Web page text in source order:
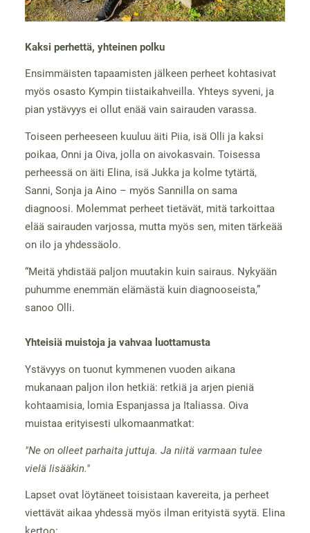
Kaksi perhettä, yhteinen polku
Ensimmäisten tapaamisten jälkeen perheet kohtasivat
myös osasto Kympin tiistaikahveilla. Yhteys syveni, ja
pian ystävyys ei ollut enää vain sairauden varassa.
Toiseen perheeseen kuuluu äiti Piia, isä Olli ja kaksi
poikaa, Onni ja Oiva, jolla on aivokasvain. Toisessa
perheessä on äiti Elina, isä Jukka ja kolme tytärtä,
Sanni, Sonja ja Aino – myös Sannilla on sama
diagnoosi. Molemmat perheet tietävät, mitä tarkoittaa
elää sairauden varjossa, mutta myös sen, miten tärkeää
on ilo ja yhdessäolo.
“Meitä yhdistää paljon muutakin kuin sairaus. Nykyään
puhumme enemmän elämästä kuin diagnooseista,”
sanoo Olli.
Yhteisiä muistoja ja vahvaa luottamusta
Ystävyys on tuonut kymmenen vuoden aikana
mukanaan paljon ilon hetkiä: retkiä ja arjen pieniä
kohtaamisia, lomia Espanjassa ja Italiassa. Oiva
muistaa erityisesti ulkomaanmatkat:
"Ne on olleet parhaita juttuja. Ja niitä varmaan tulee
vielä lisääkin."
Lapset ovat löytäneet toisistaan kavereita, ja perheet
viettävät aikaa yhdessä myös ilman erityistä syytä. Elina